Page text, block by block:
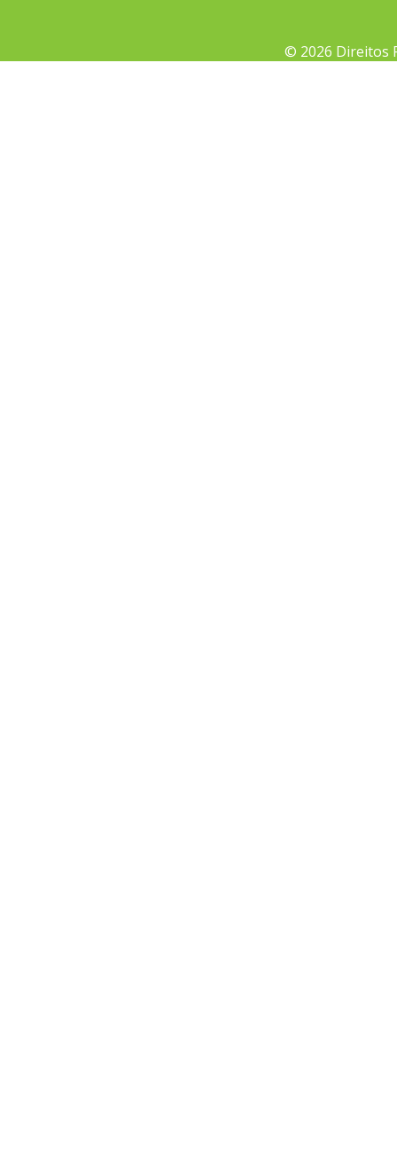
© 2026 Direitos